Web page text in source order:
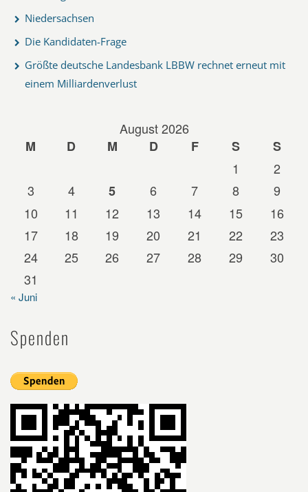
Niedersachsen
Die Kandidaten-Frage
Größte deutsche Landesbank LBBW rechnet erneut mit
einem Milliardenverlust
August 2026
M
D M D F S
S
1
2
3
4 5 6 7 8
9
10
11 12 13 14 15
16
17
18 19 20 21 22
23
24
25 26 27 28 29
30
31
« Juni
Spenden